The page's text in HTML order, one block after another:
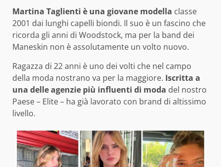
Martina Taglienti è una giovane modella classe
2001 dai lunghi capelli biondi. Il suo è un fascino che
ricorda gli anni di Woodstock, ma per la band dei
Maneskin non è assolutamente un volto nuovo.
Ragazza di 22 anni è uno dei volti che nel campo
della moda nostrano va per la maggiore. Iscritta a
una delle agenzie più influenti di moda del nostro
Paese – Elite – ha già lavorato con brand di altissimo
livello.